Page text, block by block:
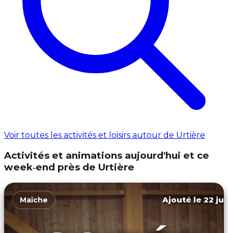
Voir toutes les activités et loisirs autour de Urtière
Activités et animations aujourd'hui et ce
week‑end près de Urtière
Maîche Ajouté le 22